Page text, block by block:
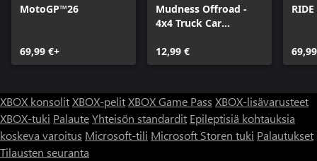
MotoGP™26
69,99 €+
Mudness Offroad -
4x4 Truck Car
12,99 €
RIDE
XBOX konsolitXBOX-pelitXBOX Game Pass XBOX-lisävarusteet
XBOX-tuki PalauteYhteisön standardit Epileptisiä kohtauksia
koskeva varoitus Microsoft-tili Microsoft Storen tuki Palautukset
Tilausten seuranta